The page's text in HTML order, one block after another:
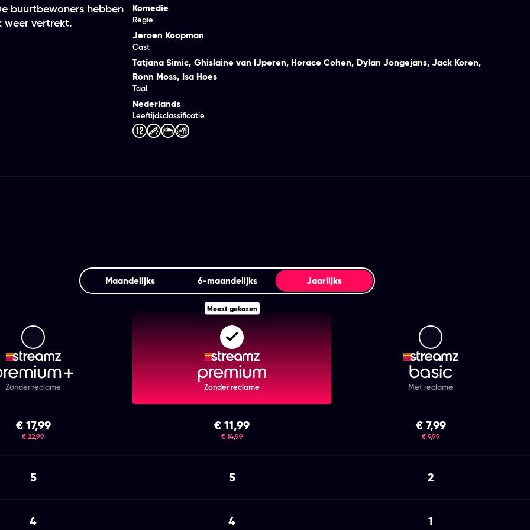
buurtbewoners hebben
weer vertrekt.
Komedie
Regie
Jeroen Koopman
Cast
Tatjana Simic, Ghislaine van IJperen, Horace Cohen, Dylan Jongejans, Jack Koren,
Ronn Moss, Isa Hoes
Taal
Nederlands
Leeftijdsclassificatie
Maandelijks 6‑maandelijks Jaarlijks
Streamz Premium+
Zonder reclame
Meest gekozen
Streamz Premium
Zonder reclame
Streamz Basic
Met reclame
€ 17,99
was
€ 22,99
€ 11,99
was
€ 14,99
€ 7,99
was
€ 9,99
5 5 2
4 4 1